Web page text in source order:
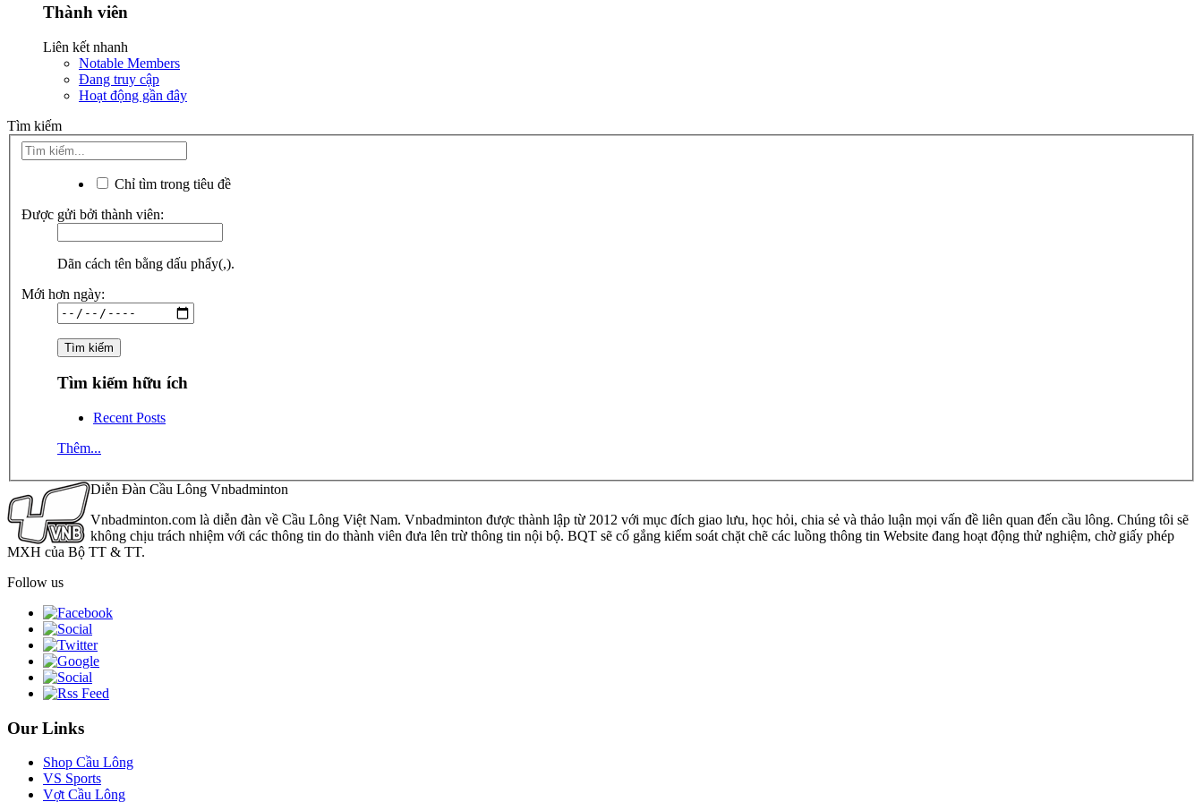
Thành viên
Liên kết nhanh
Notable Members
Đang truy cập
Hoạt động gần đây
Tìm kiếm
Chỉ tìm trong tiêu đề
Được gửi bởi thành viên:
Dãn cách tên bằng dấu phẩy(,).
Mới hơn ngày:
Tìm kiếm hữu ích
Recent Posts
Thêm...
Diễn Đàn Cầu Lông Vnbadminton
Vnbadminton.com là diễn đàn về Cầu Lông Việt Nam. Vnbadminton được thành lập từ 2012 với mục đích giao lưu, học hỏi, chia sẻ và thảo luận mọi vấn đề liên quan đến cầu lông. Chúng tôi sẽ
không chịu trách nhiệm với các thông tin do thành viên đưa lên trừ thông tin nội bộ. BQT sẽ cố gắng kiểm soát chặt chẽ các luồng thông tin Website đang hoạt động thử nghiệm, chờ giấy phép
MXH của Bộ TT & TT.
Follow us
Our Links
Shop Cầu Lông
VS Sports
Vợt Cầu Lông